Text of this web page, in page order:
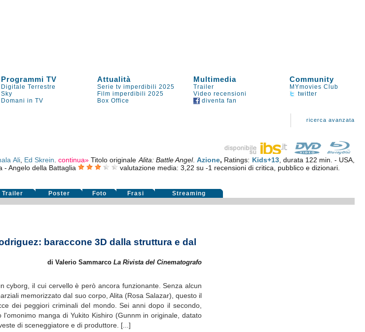
Programmi TV Attualità Multimedia Community
Digitale Terrestre Serie tv imperdibili 2025 Trailer
MYmovies Club
Sky Film imperdibili 2025 Video recensioni
twitter
Domani in TV Box Office diventa fan
ricerca avanzata
Ali, Ed Skrein .continua» Titolo originale Alita: Battle Angel.Azione, Ratings: Kids+13, durata 122 min. - USA,
- Angelo della Battaglia valutazione media: 3,22 su -1 recensioni di critica, pubblico e dizionari.
Trailer Poster Foto Frasi Streaming
baraccone 3D dalla struttura e dal
di Valerio SammarcoLa Rivista del Cinematografo
cyborg, il cui cervello è però ancora funzionante. Senza alcun
memorizzato dal suo corpo, Alita (Rosa Salazar), questo il
dei peggiori criminali del mondo. Sei anni dopo il secondo,
manga di Yukito Kishiro (Gunnm in originale, datato
di sceneggiatore e di produttore. [...]